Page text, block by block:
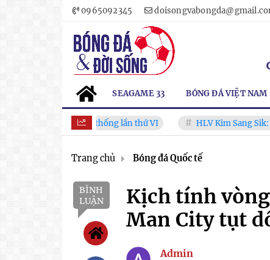
0965092345
SEAGAME 33 BÓNG ĐÁ VIỆT NAM
đá truyền thống lần thứ VI HLV Kim Sang Sik: "ĐT
Trang chủ Bóng đá Quốc tế
BÌNH
LUẬN
Kịch tính
Man City tụt
Admin